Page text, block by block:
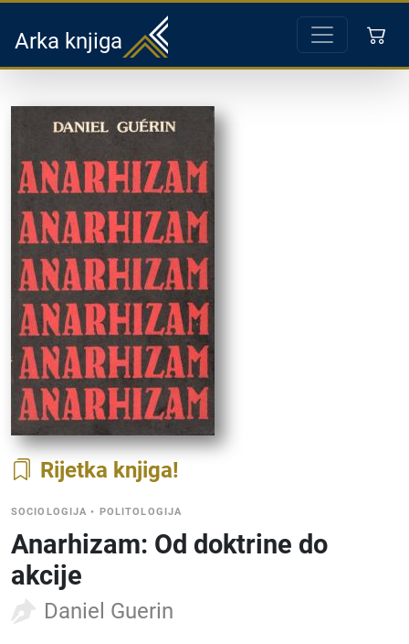
Arka knjiga
Rijetka knjiga
SOCIOLOGIJA • POLITOLOGIJA
Anarhizam: Od doktrine do
akcije
Daniel Guerin